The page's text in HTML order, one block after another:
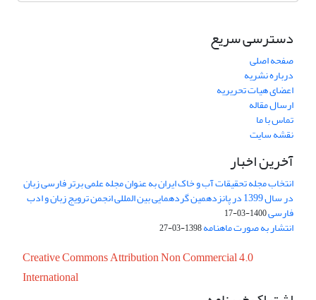
دسترسی سریع
صفحه اصلی
درباره نشریه
اعضای هیات تحریریه
ارسال مقاله
تماس با ما
نقشه سایت
آخرین اخبار
انتخاب مجله تحقیقات آب و خاک ایران به عنوان مجله علمی برتر فارسی زبان
در سال 1399 در پانزدهمین گردهمایی بین المللی انجمن ترویج زبان و ادب
فارسی1400-03-17
انتشار به صورت ماهنامه1398-03-27
Creative Commons Attribution Non Commercial 4.0
International